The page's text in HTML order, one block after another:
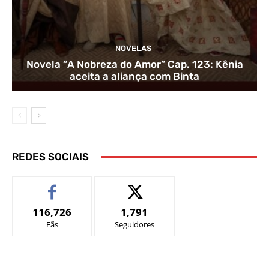
NOVELAS
Novela “A Nobreza do Amor” Cap. 123: Kênia
aceita a aliança com Binta
REDES SOCIAIS
116,726
Fãs
1,791
Seguidores